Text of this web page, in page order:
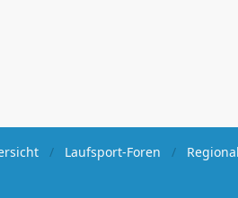
Laufsport-Foren